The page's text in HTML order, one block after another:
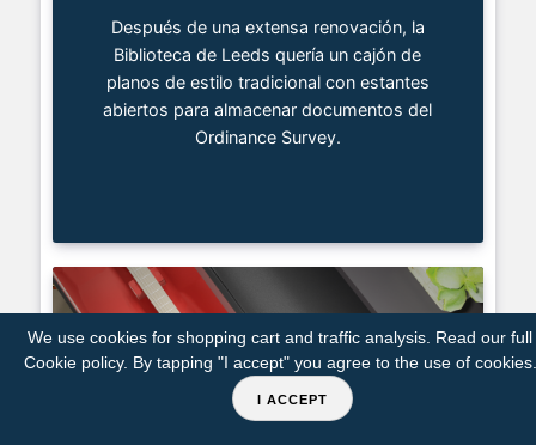
We use cookies for shopping cart and traffic analysis. Read our full
Cookie policy. By tapping "I accept" you agree to the use of cookies.
I ACCEPT
Después de una extensa renovación, la
Biblioteca de Leeds quería un cajón de
planos de estilo tradicional con estantes
abiertos para almacenar documentos del
Ordinance Survey.